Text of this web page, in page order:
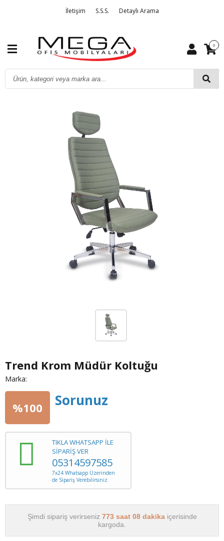
İletişim S.S.S. Detaylı Arama
0
Trend Krom Müdür Koltuğu
Marka:
%100 Sorunuz
TIKLA WHATSAPP İLE
SİPARİŞ VER
05314597585
7x24 Whatsapp Üzerinden
de Sipariş Verebilirsiniz.
Şimdi sipariş verirseniz 773 saat 08 dakika içerisinde
kargoda.